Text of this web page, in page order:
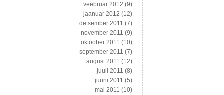
veebruar 2012 (9)
jaanuar 2012 (12)
detsember 2011 (7)
november 2011 (9)
oktoober 2011 (10)
september 2011 (7)
august 2011 (12)
juuli 2011 (8)
juuni 2011 (5)
mai 2011 (10)